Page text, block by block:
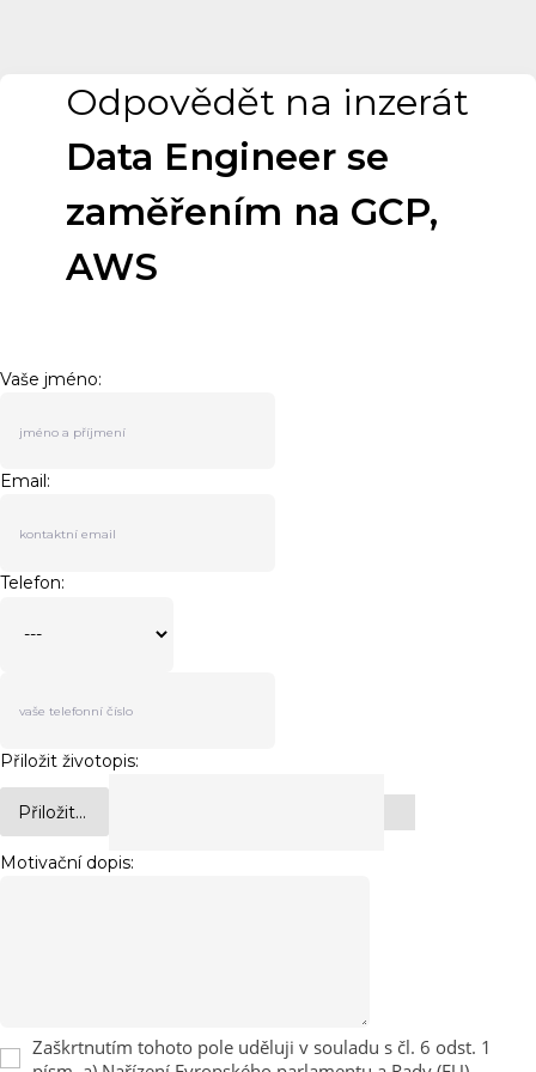
Odpovědět na inzerát
Data Engineer se
zaměřením na GCP,
AWS
Vaše jméno:
Email:
Telefon:
Přiložit životopis:
Přiložit...
Motivační dopis:
Zaškrtnutím tohoto pole uděluji v souladu s čl. 6 odst. 1